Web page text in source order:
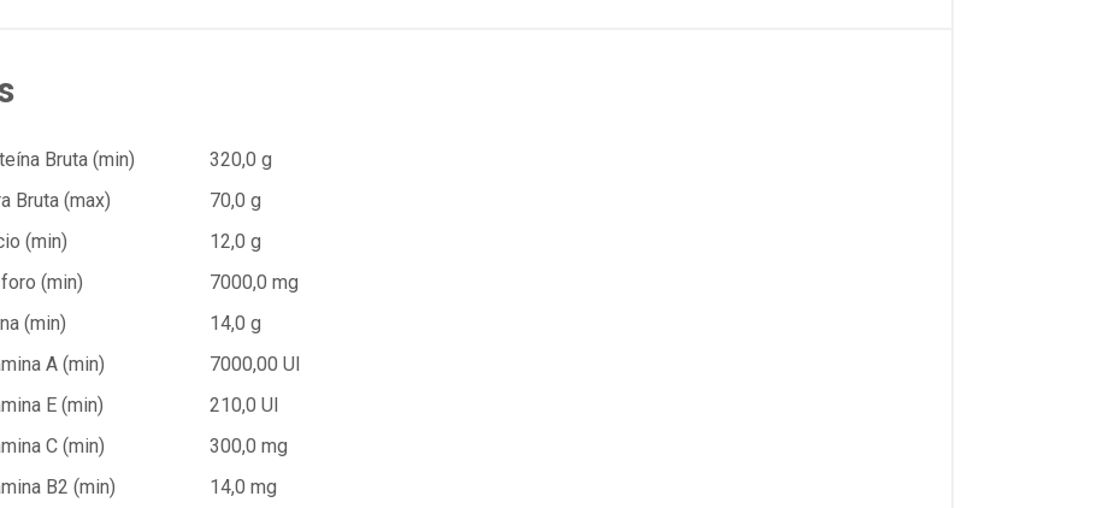
Bruta (min)
320,0 g
Bruta (max)
70,0 g
(min)
12,0 g
(min)
7000,0 mg
(min)
14,0 g
A (min)
7000,00 UI
E (min)
210,0 UI
C (min)
300,0 mg
B2 (min)
14,0 mg